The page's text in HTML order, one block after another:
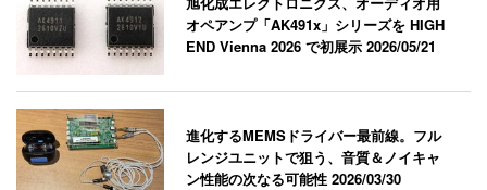
オペアンプ「AK491x」シリーズを HIGH
END Vienna 2026 で初展示2026/05/21
進化するMEMSドライバー最前線。フル
レンジユニットで狙う、音質＆ノイキャ
ン性能の次なる可能性2026/03/30